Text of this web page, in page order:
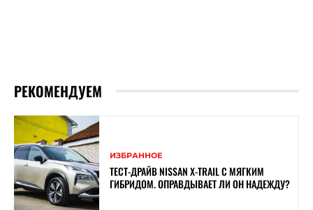
РЕКОМЕНДУЕМ
ИЗБРАННОЕ
ТЕСТ-ДРАЙВ NISSAN X-TRAIL С МЯГКИМ
ГИБРИДОМ. ОПРАВДЫВАЕТ ЛИ ОН НАДЕЖДУ?